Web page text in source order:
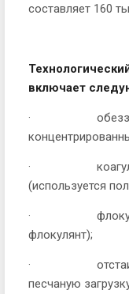
составляет 160
включает
·
· коагуляция
(используется
· флокуляция
флокулянт);
·
песчаную